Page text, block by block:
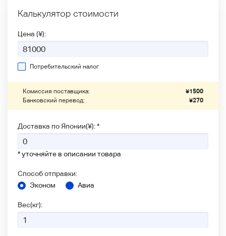
Калькулятор стоимости
Цена (¥):
Потребительский налог
Комиссия поставщика: ¥1500
Банковский перевод:
¥270
Доставка по Японии(¥): *
* уточняйте в описании товара
Способ отправки:
Эконом
Авиа
Вес(кг):